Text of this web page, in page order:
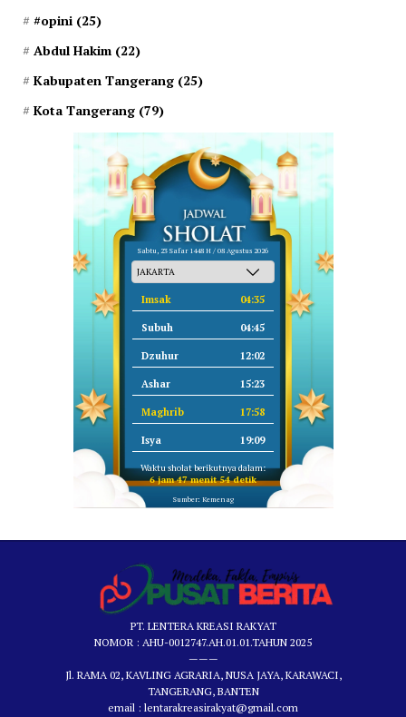
#opini (25)
Abdul Hakim (22)
Kabupaten Tangerang (25)
Kota Tangerang (79)
Sabtu, 23 Safar 1448 H / 08 Agustus 2026
Imsak 04:35
Subuh 04:45
Dzuhur 12:02
Ashar 15:23
Maghrib 17:58
Isya 19:09
Waktu sholat berikutnya dalam:
6 jam 47 menit 53 detik
Sumber: Kemenag
PT. LENTERA KREASI RAKYAT
NOMOR : AHU-0012747.AH.01.01.TAHUN 2025
———
Jl. RAMA 02, KAVLING AGRARIA, NUSA JAYA, KARAWACI,
TANGERANG, BANTEN
email : lentarakreasirakyat@gmail.com